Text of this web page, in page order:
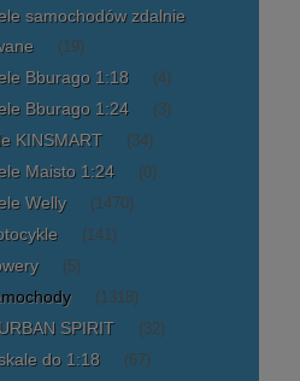
samochodów zdalnie
(19)
Bburago 1:18 (4)
Bburago 1:24 (3)
KINSMART (34)
Maisto 1:24 (0)
Welly (1470)
(141)
(5)
(1318)
URBAN SPIRIT (32)
do 1:18 (67)